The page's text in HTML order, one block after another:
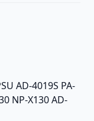
AD-4019S PA-
NP-X130 AD-